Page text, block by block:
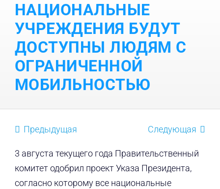
наши
НАЦИОНАЛЬНЫЕ
УЧРЕЖДЕНИЯ БУДУТ
ДОСТУПНЫ ЛЮДЯМ С
ОГРАНИЧЕННОЙ
МОБИЛЬНОСТЬЮ
Предыдущая Следующая
3 августа текущего года Правительственный
комитет одобрил проект Указа Президента,
согласно которому все национальные